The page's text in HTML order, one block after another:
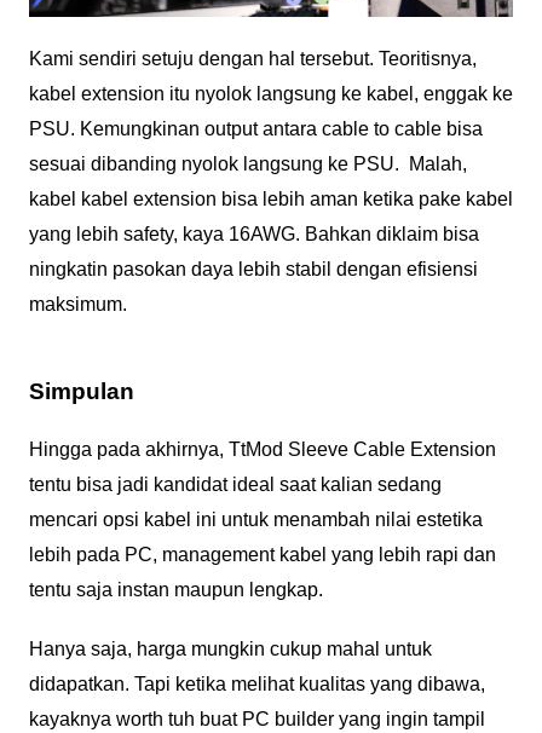
Kami sendiri setuju dengan hal tersebut. Teoritisnya,
kabel extension itu nyolok langsung ke kabel, enggak ke
PSU. Kemungkinan output antara cable to cable bisa
sesuai dibanding nyolok langsung ke PSU. Malah,
kabel kabel extension bisa lebih aman ketika pake kabel
yang lebih safety, kaya 16AWG. Bahkan diklaim bisa
ningkatin pasokan daya lebih stabil dengan efisiensi
maksimum.
Simpulan
Hingga pada akhirnya, TtMod Sleeve Cable Extension
tentu bisa jadi kandidat ideal saat kalian sedang
mencari opsi kabel ini untuk menambah nilai estetika
lebih pada PC, management kabel yang lebih rapi dan
tentu saja instan maupun lengkap.
Hanya saja, harga mungkin cukup mahal untuk
didapatkan. Tapi ketika melihat kualitas yang dibawa,
kayaknya worth tuh buat PC builder yang ingin tampil